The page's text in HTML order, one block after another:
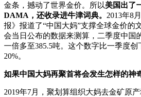
金条，撼动了世界金价。所以美国出了
DAMA，还收录进牛津词典。 2013年8
报》报道了“中国大妈”支撑全球金价的
会当日公布的数据来测算，二季度中国
一倍多至385.5吨。这个数字比一季度创
20%。
如果中国大妈再聚首将会发生怎样的神
2019年7月，聚划算组织大妈去金矿原